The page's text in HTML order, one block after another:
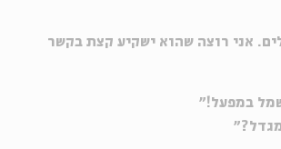
אני רוצה שהוא ישקיע קצת בקשר
במפעל!"